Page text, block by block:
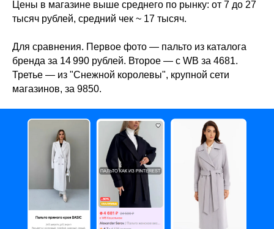
Цены в магазине выше среднего по рынку: от 7 до 27
тысяч рублей, средний чек ~ 17 тысяч.
Для сравнения. Первое фото — пальто из каталога
бренда за 14 990 рублей. Второе — с WB за 4681.
Третье — из "Снежной королевы", крупной сети
магазинов, за 9850.